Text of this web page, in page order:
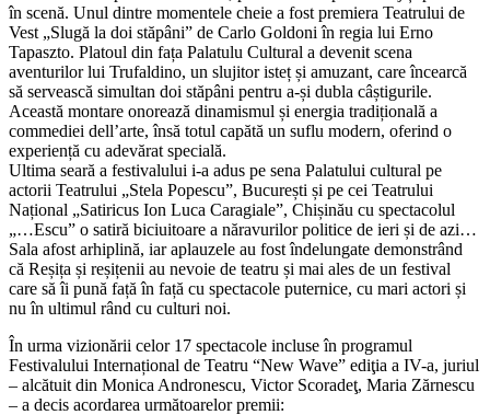
în scenă. Unul dintre momentele cheie a fost premiera Teatrului de
Vest „Slugă la doi stăpâni” de Carlo Goldoni în regia lui Erno
Tapaszto. Platoul din fața Palatulu Cultural a devenit scena
aventurilor lui Trufaldino, un slujitor isteț și amuzant, care încearcă
să servească simultan doi stăpâni pentru a-și dubla câștigurile.
Această montare onorează dinamismul și energia tradițională a
commediei dell’arte, însă totul capătă un suflu modern, oferind o
experiență cu adevărat specială.
Ultima seară a festivalului i-a adus pe sena Palatului cultural pe
actorii Teatrului „Stela Popescu”, București și pe cei Teatrului
Național „Satiricus Ion Luca Caragiale”, Chișinău cu spectacolul
„…Escu” o satiră biciuitoare a năravurilor politice de ieri și de azi…
Sala afost arhiplină, iar aplauzele au fost îndelungate demonstrând
că Reșița și reșițenii au nevoie de teatru și mai ales de un festival
care să îi pună față în față cu spectacole puternice, cu mari actori și
nu în ultimul rând cu culturi noi.
În urma vizionării celor 17 spectacole incluse în programul
Festivalului Internațional de Teatru “New Wave” ediţia a IV-a, juriul
– alcătuit din Monica Andronescu, Victor Scoradeţ, Maria Zărnescu
– a decis acordarea următoarelor premii: